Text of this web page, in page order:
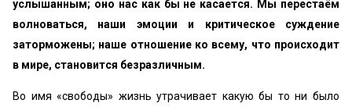
услышанным; оно нас как бы не касается. Мы перестаём
волноваться, наши эмоции и критическое суждение
заторможены; наше отношение ко всему, что происходит
в мире, становится безразличным.
Во имя «‎свободы» жизнь утрачивает какую бы то ни было